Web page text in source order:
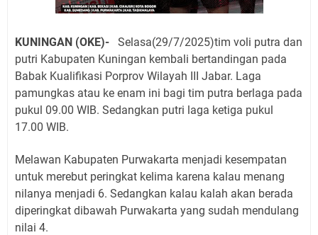
KUNINGAN (OKE)- Selasa(29/7/2025)tim voli putra dan
putri Kabupaten Kuningan kembali bertandingan pada
Babak Kualifikasi Porprov Wilayah III Jabar. Laga
pamungkas atau ke enam ini bagi tim putra berlaga pada
pukul 09.00 WIB. Sedangkan putri laga ketiga pukul
17.00 WIB.
Melawan Kabupaten Purwakarta menjadi kesempatan
untuk merebut peringkat kelima karena kalau menang
nilanya menjadi 6. Sedangkan kalau kalah akan berada
diperingkat dibawah Purwakarta yang sudah mendulang
nilai 4.